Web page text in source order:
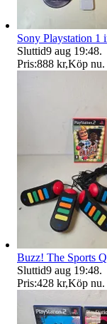
Sony Playstation 1
Sluttid9 aug 19:48.
Pris:888 kr,Köp nu.
Buzz! The Sports
Sluttid9 aug 19:48.
Pris:428 kr,Köp nu.